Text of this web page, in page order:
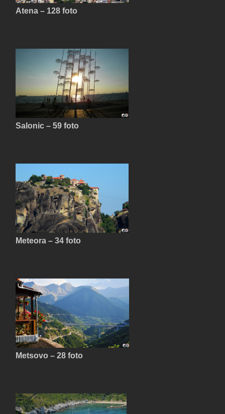
Atena – 128 foto
Salonic – 59 foto
Meteora – 34 foto
Metsovo – 28 foto